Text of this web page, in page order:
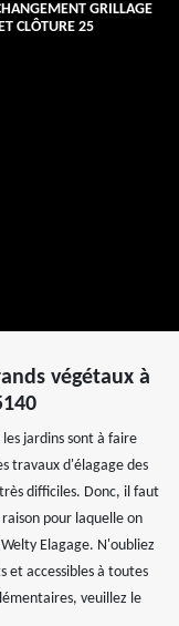
GRILLAGE
CLÔTURE 25
végétaux à
jardins sont à faire
travaux d'élagage des
difficiles. Donc, il faut
pour laquelle on
Elagage. N'oubliez
et accessibles à toutes
veuillez le